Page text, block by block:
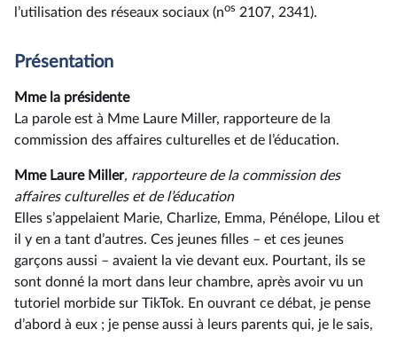
l’utilisation des réseaux sociaux (nos 2107, 2341).
Présentation
Mme la présidente
La parole est à Mme Laure Miller, rapporteure de la
commission des affaires culturelles et de l’éducation.
Mme Laure Miller, rapporteure de la commission des
affaires culturelles et de l’éducation
Elles s’appelaient Marie, Charlize, Emma, Pénélope, Lilou et
il y en a tant d’autres. Ces jeunes filles –⁠ et ces jeunes
garçons aussi – avaient la vie devant eux. Pourtant, ils se
sont donné la mort dans leur chambre, après avoir vu un
tutoriel morbide sur TikTok. En ouvrant ce débat, je pense
d’abord à eux ; je pense aussi à leurs parents qui, je le sais,